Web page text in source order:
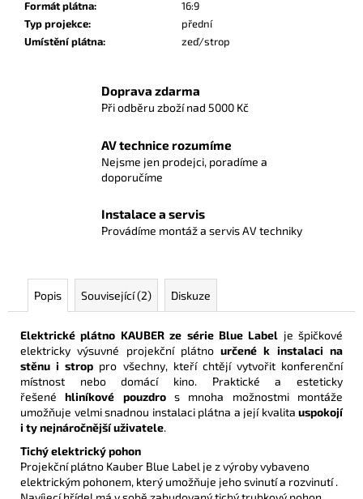
Formát plátna:
16:9
Typ projekce:
přední
Umístění plátna: zeď/strop
Doprava zdarma
Při odběru zboží nad 5000 Kč
AV technice rozumíme
Nejsme jen prodejci, poradíme a
doporučíme
Instalace a servis
Provádíme montáž a servis AV techniky
Popis Související (2) Diskuze
Elektrické plátno KAUBER ze série Blue Label je špičkové
elektricky výsuvné projekční plátno určené k instalaci na
stěnu i strop pro všechny, kteří chtějí vytvořit konferenční
místnost nebo domácí kino. Praktické a esteticky
řešené
hliníkové pouzdro
s mnoha možnostmi montáže
umožňuje velmi snadnou instalaci plátna a její kvalita uspokojí
i ty nejnáročnější uživatele.
Tichý elektrický pohon
Projekční plátno Kauber Blue Label je z výroby vybaveno
elektrickým pohonem, který umožňuje jeho svinutí a rozvinutí .